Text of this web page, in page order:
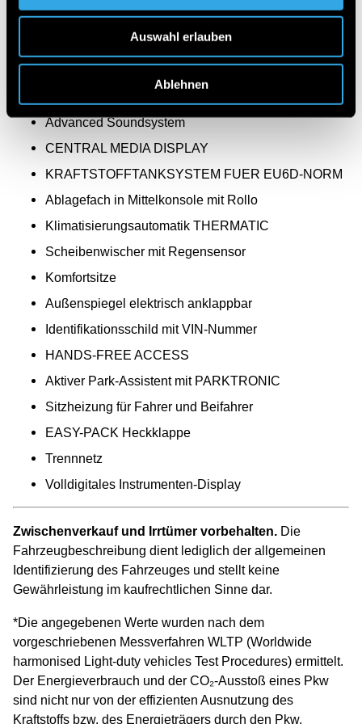
Auswahl erlauben
Ablehnen
Advanced-Plus-Paket mit Digitalen Extras
Licht- und Sicht-Paket
Sommerreifen
Advanced Soundsystem
CENTRAL MEDIA DISPLAY
KRAFTSTOFFTANKSYSTEM FUER EU6D-NORM
Ablagefach in Mittelkonsole mit Rollo
Klimatisierungsautomatik THERMATIC
Scheibenwischer mit Regensensor
Komfortsitze
Außenspiegel elektrisch anklappbar
Identifikationsschild mit VIN-Nummer
HANDS-FREE ACCESS
Aktiver Park-Assistent mit PARKTRONIC
Sitzheizung für Fahrer und Beifahrer
EASY-PACK Heckklappe
Trennnetz
Volldigitales Instrumenten-Display
Zwischenverkauf und Irrtümer vorbehalten. Die
Fahrzeugbeschreibung dient lediglich der allgemeinen
Identifizierung des Fahrzeuges und stellt keine
Gewährleistung im kaufrechtlichen Sinne dar.
*Die angegebenen Werte wurden nach dem
vorgeschriebenen Messverfahren WLTP (Worldwide
harmonised Light-duty vehicles Test Procedures) ermittelt.
Der Energieverbrauch und der CO₂-Ausstoß eines Pkw
sind nicht nur von der effizienten Ausnutzung des
Kraftstoffs bzw. des Energieträgers durch den Pkw,